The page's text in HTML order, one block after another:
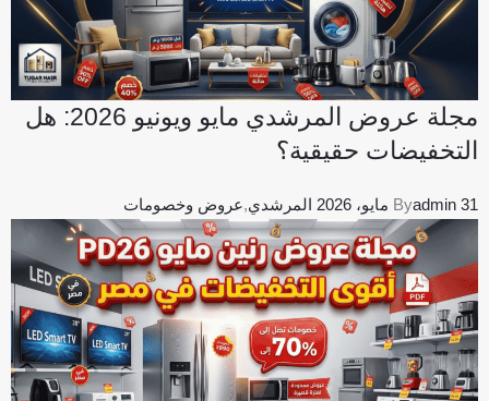
مجلة عروض المرشدي مايو ويونيو 2026: هل
التخفيضات حقيقية؟
Byadmin 31 مايو، 2026 المرشدي,عروض وخصومات